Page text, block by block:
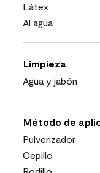
Látex
Al agua
Limpieza
Agua y jabón
Método de
Pulverizador
Cepillo